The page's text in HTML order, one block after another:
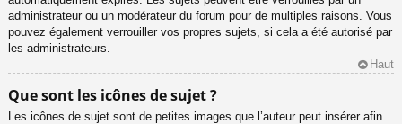
administrateur ou un modérateur du forum pour de multiples raisons. Vous
pouvez également verrouiller vos propres sujets, si cela a été autorisé par
les administrateurs.
Haut
Que sont les icônes de sujet ?
Les icônes de sujet sont de petites images que l’auteur peut insérer afin